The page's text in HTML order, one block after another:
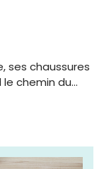
ses chaussures
chemin du…